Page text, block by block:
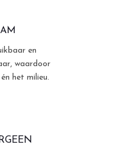
en
waardoor
het milieu.